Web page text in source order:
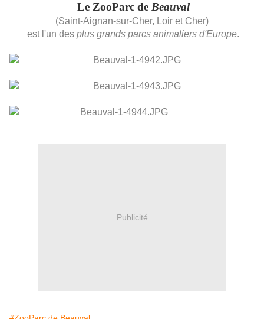
Le ZooParc de Beauval
(Saint-Aignan-sur-Cher, Loir et Cher)
est l'un des plus grands parcs animaliers d'Europe.
Publicité